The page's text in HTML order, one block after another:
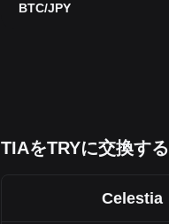
BTC/JPY
TIAをTRYに交換する
Celestia